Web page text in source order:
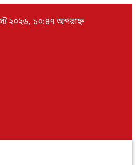
২০২৬, ১০:৪৭ অপরাহ্ন